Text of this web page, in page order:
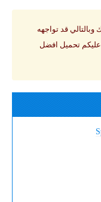
قد تواجهه
تحميل افضل